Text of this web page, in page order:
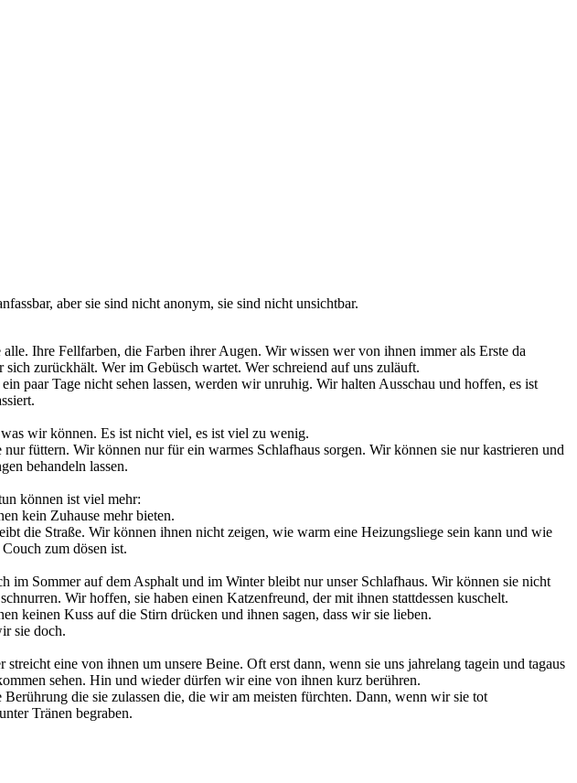
aber sie sind nicht anonym, sie sind nicht unsichtbar.
alle. Ihre Fellfarben, die Farben ihrer Augen. Wir wissen wer von ihnen immer als Erste da
sich zurückhält. Wer im Gebüsch wartet. Wer schreiend auf uns zuläuft.
paar Tage nicht sehen lassen, werden wir unruhig. Wir halten Ausschau und hoffen, es ist
wir können. Es ist nicht viel, es ist viel zu wenig.
nur füttern. Wir können nur für ein warmes Schlafhaus sorgen. Wir können sie nur kastrieren und
behandeln lassen.
können ist viel mehr:
kein Zuhause mehr bieten.
die Straße. Wir können ihnen nicht zeigen, wie warm eine Heizungsliege sein kann und wie
zum dösen ist.
im Sommer auf dem Asphalt und im Winter bleibt nur unser Schlafhaus. Wir können sie nicht
Wir hoffen, sie haben einen Katzenfreund, der mit ihnen stattdessen kuschelt.
keinen Kuss auf die Stirn drücken und ihnen sagen, dass wir sie lieben.
sie doch.
streicht eine von ihnen um unsere Beine. Oft erst dann, wenn sie uns jahrelang tagein und tagaus
sehen. Hin und wieder dürfen wir eine von ihnen kurz berühren.
Berührung die sie zulassen die, die wir am meisten fürchten. Dann, wenn wir sie tot
Tränen begraben.